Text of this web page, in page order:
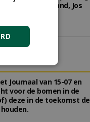
Ebben, JUB Holland, Jos
Journaal van 15-07 en
voor de bomen in de
deze in de toekomst de